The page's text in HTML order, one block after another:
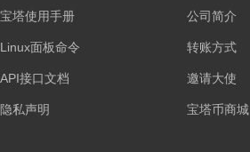
宝塔使用手册
Linux面板命令
API接口文档
隐私声明
公司简介
转账方式
邀请大使
宝塔币商城